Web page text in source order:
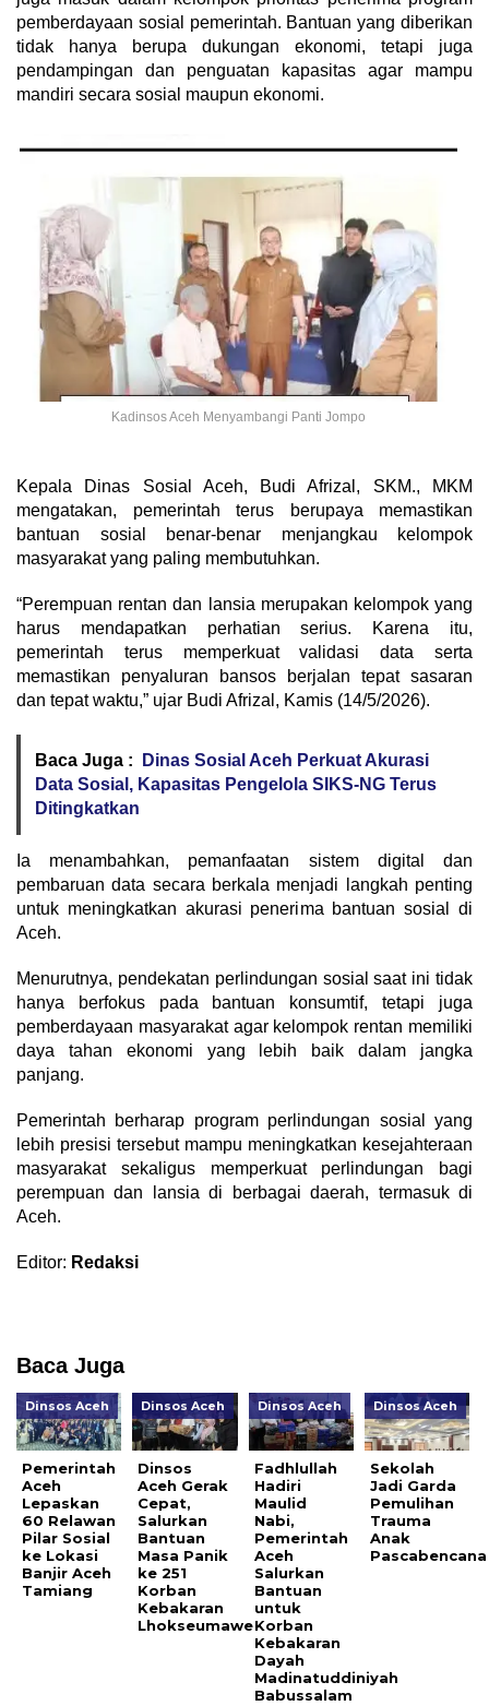
pemberdayaan sosial pemerintah. Bantuan yang diberikan
tidak hanya berupa dukungan ekonomi, tetapi juga
pendampingan dan penguatan kapasitas agar mampu
mandiri secara sosial maupun ekonomi.
Kadinsos Aceh Menyambangi Panti Jompo
Kepala Dinas Sosial Aceh, Budi Afrizal, SKM., MKM
mengatakan, pemerintah terus berupaya memastikan
bantuan sosial benar-benar menjangkau kelompok
masyarakat yang paling membutuhkan.
“Perempuan rentan dan lansia merupakan kelompok yang
harus mendapatkan perhatian serius. Karena itu,
pemerintah terus memperkuat validasi data serta
memastikan penyaluran bansos berjalan tepat sasaran
dan tepat waktu,” ujar Budi Afrizal, Kamis (14/5/2026).
Baca Juga :
Dinas Sosial Aceh Perkuat Akurasi
Data Sosial, Kapasitas Pengelola SIKS-NG Terus
Ditingkatkan
Ia menambahkan, pemanfaatan sistem digital dan
pembaruan data secara berkala menjadi langkah penting
untuk meningkatkan akurasi penerima bantuan sosial di
Aceh.
Menurutnya, pendekatan perlindungan sosial saat ini tidak
hanya berfokus pada bantuan konsumtif, tetapi juga
pemberdayaan masyarakat agar kelompok rentan memiliki
daya tahan ekonomi yang lebih baik dalam jangka
panjang.
Pemerintah berharap program perlindungan sosial yang
lebih presisi tersebut mampu meningkatkan kesejahteraan
masyarakat sekaligus memperkuat perlindungan bagi
perempuan dan lansia di berbagai daerah, termasuk di
Aceh.
Editor: Redaksi
Baca Juga
Dinsos Aceh
Pemerintah
Aceh
Lepaskan
60 Relawan
Pilar Sosial
ke Lokasi
Banjir Aceh
Tamiang
Dinsos Aceh
Dinsos
Aceh Gerak
Cepat,
Salurkan
Bantuan
Masa Panik
ke 251
Korban
Kebakaran
Lhokseumawe
Dinsos Aceh
Fadhlullah
Hadiri
Maulid
Nabi,
Pemerintah
Aceh
Salurkan
Bantuan
untuk
Korban
Kebakaran
Dayah
Madinatuddiniyah
Babussalam
Dinsos Aceh
Sekolah
Jadi Garda
Pemulihan
Trauma
Anak
Pascabencana